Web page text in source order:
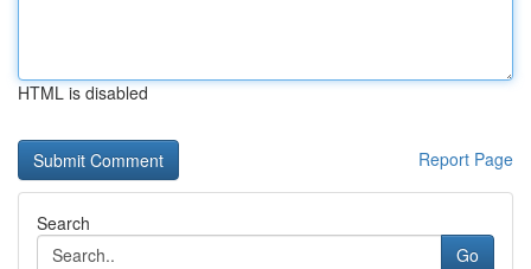
HTML is disabled
Report Page
Search
Go